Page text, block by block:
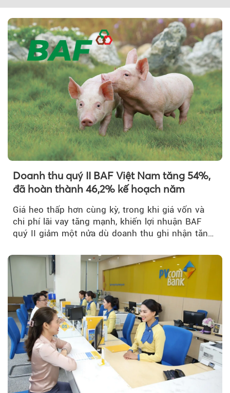
Doanh thu quý II BAF Việt Nam tăng 54%,
đã hoàn thành 46,2% kế hoạch năm
Giá heo thấp hơn cùng kỳ, trong khi giá vốn và
chi phí lãi vay tăng mạnh, khiến lợi nhuận BAF
quý II giảm một nửa dù doanh thu ghi nhận tăng